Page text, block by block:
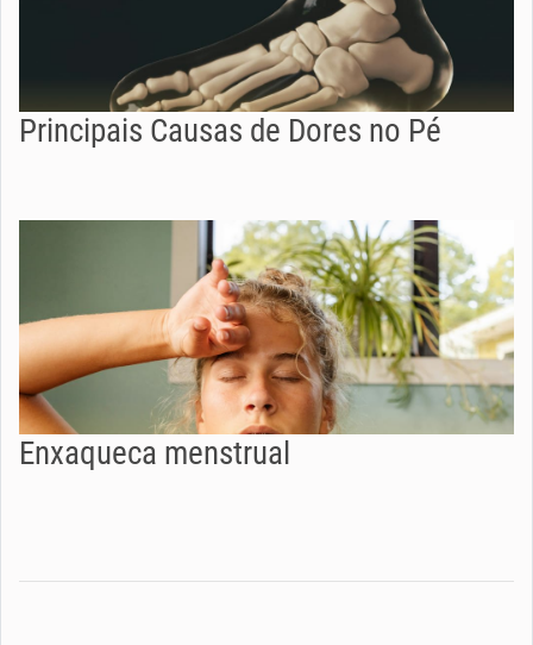
Principais Causas de Dores no Pé
Enxaqueca menstrual